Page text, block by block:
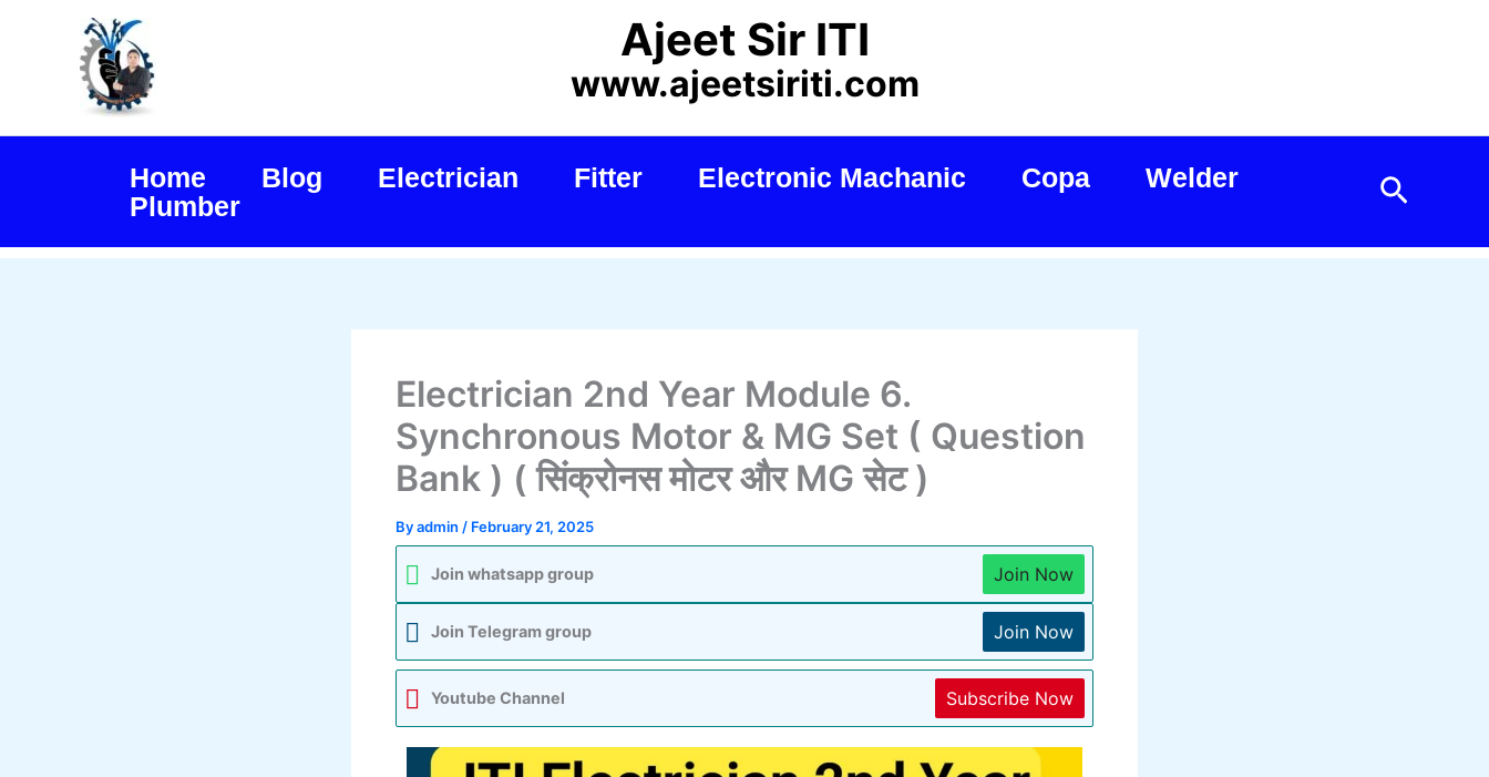
Ajeet Sir ITI
www.ajeetsiriti.com
Home Blog Electrician Fitter Electronic Machanic Copa
Welder
Plumber
Search
Electrician 2nd Year Module 6.
Synchronous Motor & MG Set ( Question
Bank ) ( सिंक्रोनस मोटर और MG सेट )
Byadmin / February 21, 2025
Join whatsapp group Join Now
Join Telegram group Join Now
Youtube Channel Subscribe Now